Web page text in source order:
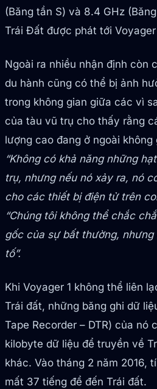
(Băng tần S) và 8.4 GHz
Trái Đất được phát tới Voyager
Ngoài ra nhiều nhận định còn
du hành cũng có thể bị ảnh
trong không gian giữa các vì
của tàu vũ trụ cho thấy rằng
lượng cao đang ở ngoài
“Không có khả năng những
trụ, nhưng nếu nó xảy ra, nó
cho các thiết bị điện tử trên
“Chúng tôi không thể chắc
gốc của sự bất thường,
tố”.
Khi Voyager 1 không thể liên
Trái đất, những băng ghi dữ
Tape Recorder – DTR) của nó
kilobyte dữ liệu để truyền về
khác. Vào tháng 2 năm 2016,
mất 37 tiếng để đến Trái đất.